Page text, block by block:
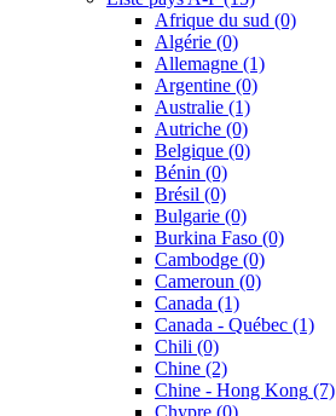
Afrique du sud (0)
Algérie (0)
Allemagne (1)
Argentine (0)
Australie (1)
Autriche (0)
Belgique (0)
Bénin (0)
Brésil (0)
Bulgarie (0)
Burkina Faso (0)
Cambodge (0)
Cameroun (0)
Canada (1)
Canada - Québec (1)
Chili (0)
Chine (2)
Chine - Hong Kong (7)
Chypre (0)